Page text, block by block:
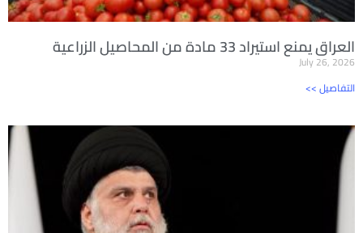
العراق يمنع استيراد 33 مادة من المحاصيل الزراعية
July 26, 2026
<< التفاصيل